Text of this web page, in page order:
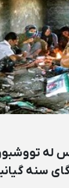
٩٨دا، ٤٢ کەس لە
سنە